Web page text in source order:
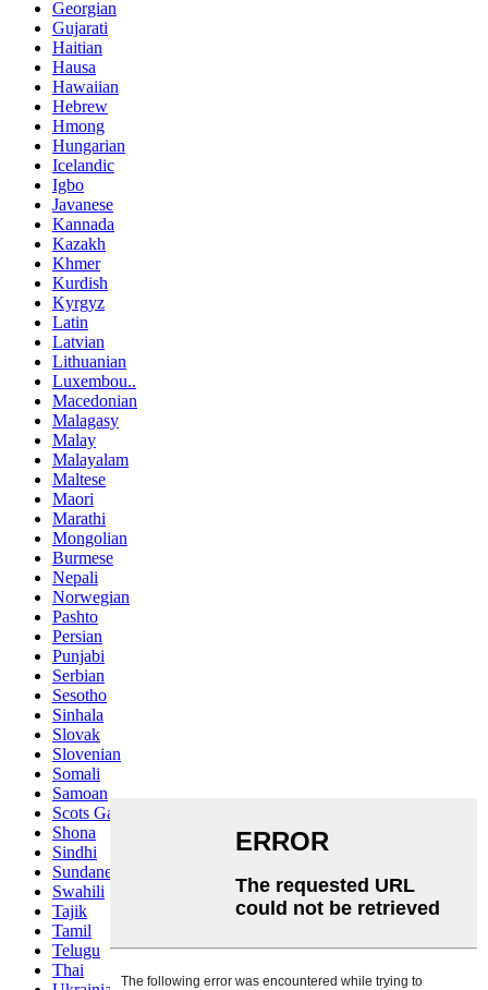
Georgian
Gujarati
Haitian
Hausa
Hawaiian
Hebrew
Hmong
Hungarian
Icelandic
Igbo
Javanese
Kannada
Kazakh
Khmer
Kurdish
Kyrgyz
Latin
Latvian
Lithuanian
Luxembou..
Macedonian
Malagasy
Malay
Malayalam
Maltese
Maori
Marathi
Mongolian
Burmese
Nepali
Norwegian
Pashto
Persian
Punjabi
Serbian
Sesotho
Sinhala
Slovak
Slovenian
Somali
Samoan
Scots Gaelic
Shona
Sindhi
Sundanese
Swahili
Tajik
Tamil
Telugu
Thai